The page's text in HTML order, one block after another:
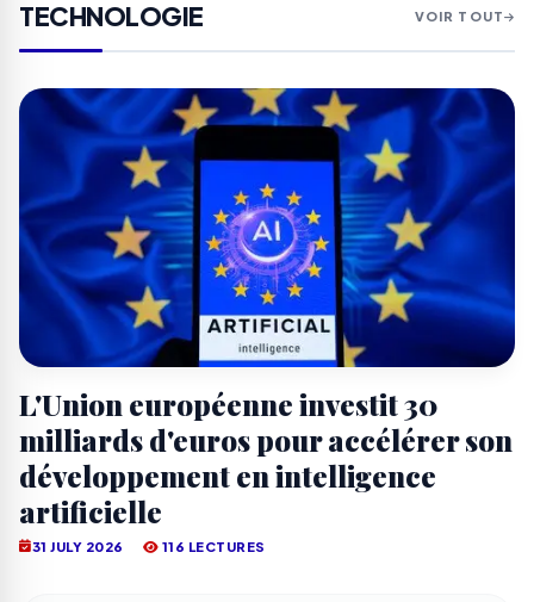
TECHNOLOGIE VOIR TOUT
L'Union européenne investit 30
milliards d'euros pour accélérer son
développement en intelligence
artificielle
31 JULY 2026 116 LECTURES